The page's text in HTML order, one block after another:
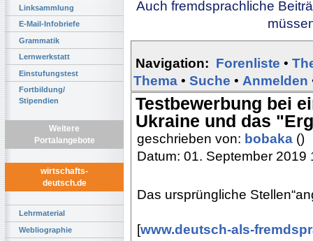
Linksammlung
E-Mail-Infobriefe
Grammatik
Lernwerkstatt
Einstufungstest
Fortbildung/
Stipendien
Weitere
Portalangebote
wirtschafts-
deutsch.de
Lehrmaterial
Webliographie
Auch fremdsprachliche
Navigation: Forenliste •
Thema • Suche • Anmelden
Testbewerbung bei
Ukraine und das
geschrieben von: bobaka ()
Datum: 01. September 2019
Das ursprüngliche
[www.deutsch-als-